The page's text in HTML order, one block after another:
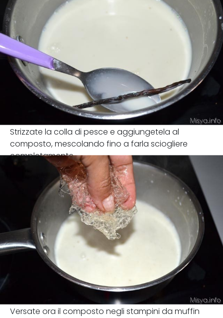
Strizzate la colla di pesce e aggiungetela al
composto, mescolando fino a farla sciogliere
completamente.
Versate ora il composto negli stampini da muffin